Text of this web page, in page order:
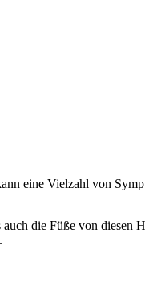
eine Vielzahl von
die Füße von diesen